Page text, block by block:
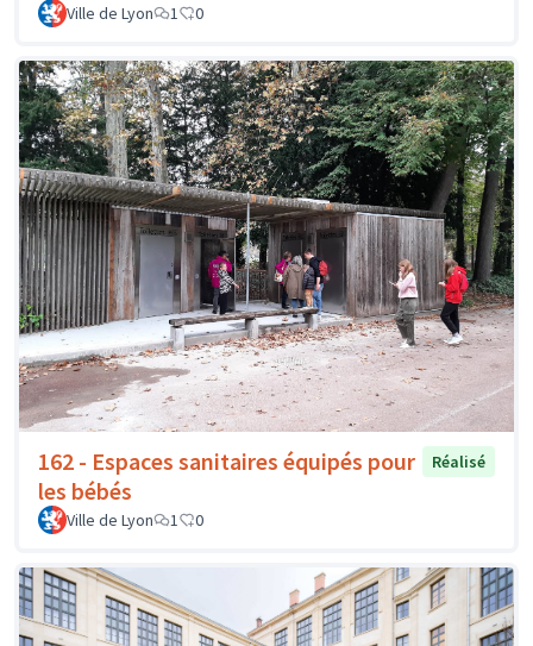
Ville de Lyon 1 0
162 - Espaces sanitaires équipés pour
les bébés
Réalisé
Ville de Lyon 1 0